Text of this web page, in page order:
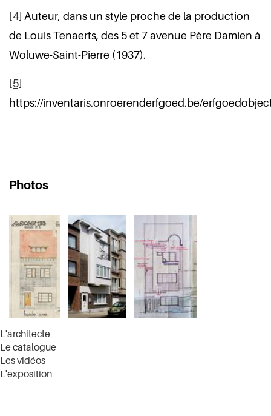
[4] Auteur, dans un style proche de la production
de Louis Tenaerts, des 5 et 7 avenue Père Damien à
Woluwe-Saint-Pierre (1937).
[5]
https://inventaris.onroerenderfgoed.be/
Photos
L'architecte
Le catalogue
Les vidéos
L'exposition